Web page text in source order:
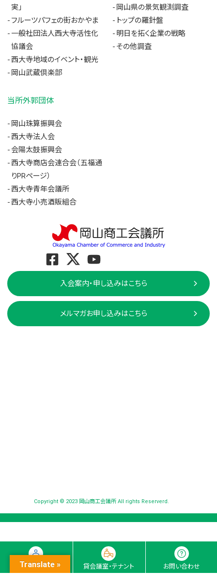
入会ナビ 貸会議室・テナント お問い合わせ
実」
フルーツパフェの街おかやま
一般社団法人西大寺活性化
協議会
西大寺地域のイベント・観光
岡山武蔵倶楽部
岡山県の景気観測調査
トップの羅針盤
明日を拓く企業の戦略
その他調査
当所外郭団体
岡山珠算振興会
西大寺法人会
会陽太鼓振興会
西大寺商店会連合会（五福通
りPRページ）
西大寺青年会議所
西大寺小売酒販組合
入会案内・申し込みはこちら
メルマガお申し込みはこちら
Copyright © 2023 岡山商工会議所 All rights Reserverd.
Translate »